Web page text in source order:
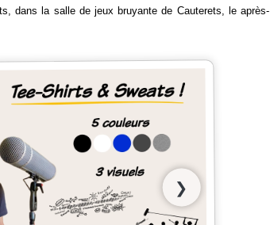
dans la salle de jeux bruyante de Cauterets, le après-
❯